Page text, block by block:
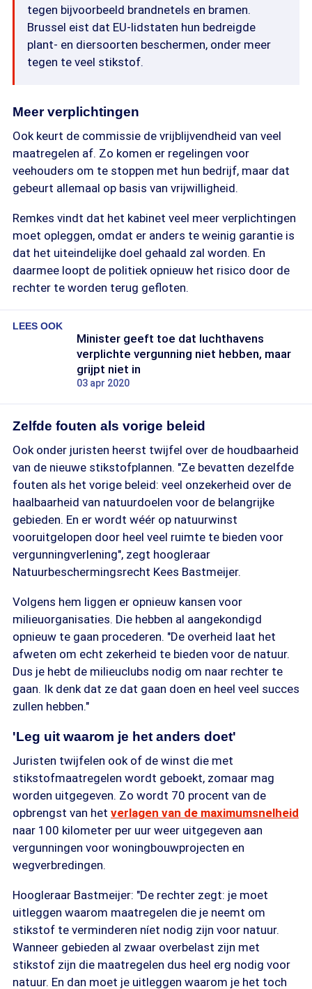
tegen bijvoorbeeld brandnetels en bramen.
Brussel eist dat EU-lidstaten hun bedreigde
plant- en diersoorten beschermen, onder meer
tegen te veel stikstof.
Meer verplichtingen
Ook keurt de commissie de vrijblijvendheid van veel
maatregelen af. Zo komen er regelingen voor
veehouders om te stoppen met hun bedrijf, maar dat
gebeurt allemaal op basis van vrijwilligheid.
Remkes vindt dat het kabinet veel meer verplichtingen
moet opleggen, omdat er anders te weinig garantie is
dat het uiteindelijke doel gehaald zal worden. En
daarmee loopt de politiek opnieuw het risico door de
rechter te worden terug gefloten.
LEES OOK
Minister geeft toe dat luchthavens
verplichte vergunning niet hebben, maar
grijpt niet in
03 apr 2020
Zelfde fouten als vorige beleid
Ook onder juristen heerst twijfel over de houdbaarheid
van de nieuwe stikstofplannen. "Ze bevatten dezelfde
fouten als het vorige beleid: veel onzekerheid over de
haalbaarheid van natuurdoelen voor de belangrijke
gebieden. En er wordt wéér op natuurwinst
vooruitgelopen door heel veel ruimte te bieden voor
vergunningverlening", zegt hoogleraar
Natuurbeschermingsrecht Kees Bastmeijer.
Volgens hem liggen er opnieuw kansen voor
milieuorganisaties. Die hebben al aangekondigd
opnieuw te gaan procederen. "De overheid laat het
afweten om echt zekerheid te bieden voor de natuur.
Dus je hebt de milieuclubs nodig om naar rechter te
gaan. Ik denk dat ze dat gaan doen en heel veel succes
zullen hebben."
'Leg uit waarom je het anders doet'
Juristen twijfelen ook of de winst die met
stikstofmaatregelen wordt geboekt, zomaar mag
worden uitgegeven. Zo wordt 70 procent van de
opbrengst van het verlagen van de maximumsnelheid
naar 100 kilometer per uur weer uitgegeven aan
vergunningen voor woningbouwprojecten en
wegverbredingen.
Hoogleraar Bastmeijer: "De rechter zegt: je moet
uitleggen waarom maatregelen die je neemt om
stikstof te verminderen níet nodig zijn voor natuur.
Wanneer gebieden al zwaar overbelast zijn met
stikstof zijn die maatregelen dus heel erg nodig voor
natuur. En dan moet je uitleggen waarom je het toch